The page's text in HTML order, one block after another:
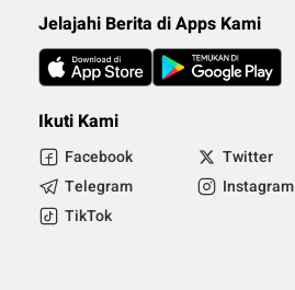
Jelajahi Berita di Apps Kami
Ikuti Kami
Facebook Twitter
Telegram
Instagram
TikTok